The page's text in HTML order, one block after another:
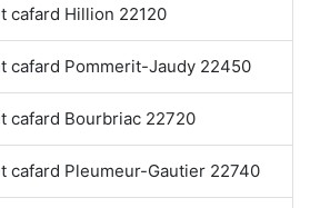
cafard Hillion 22120
cafard Pommerit-Jaudy 22450
cafard Bourbriac 22720
cafard Pleumeur-Gautier 22740